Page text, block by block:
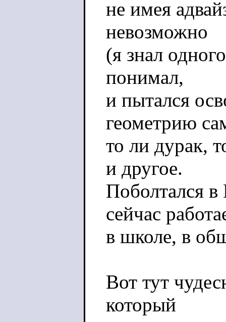
не имея
невозможно
(я знал
понимал,
и пытался
геометрию
то ли дурак,
и другое.
Поболтался в
сейчас
в школе, в
Вот тут
который